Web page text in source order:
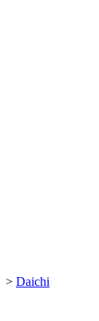
> Daichi